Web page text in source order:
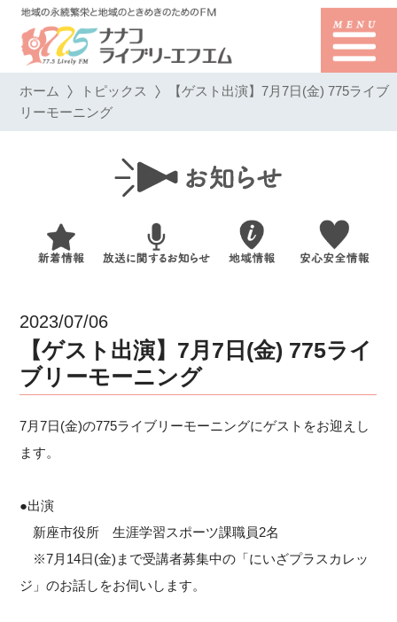
ホーム トピックス 【ゲスト出演】7月7日(金) 775ライブ
リーモーニング
2023/07/06
【ゲスト出演】7月7日(金) 775ライ
ブリーモーニング
7月7日(金)の775ライブリーモーニングにゲストをお迎えし
ます。
●出演
新座市役所 生涯学習スポーツ課職員2名
※7月14日(金)まで受講者募集中の「にいざプラスカレッ
ジ」のお話しをお伺いします。